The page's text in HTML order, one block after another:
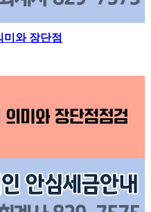
미와 장단점